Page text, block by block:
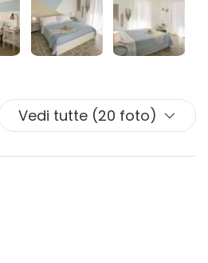
Vedi tutte (20 foto)